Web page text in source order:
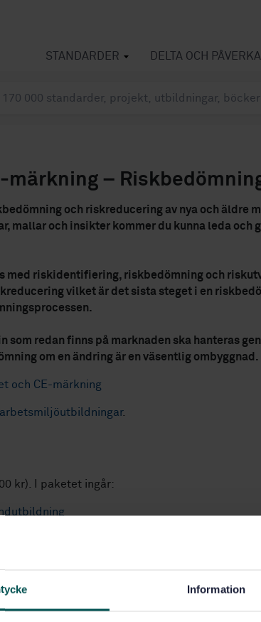
Information
STANDARDER DELTA OCH PÅVERKA
märkning –
och riskreducering av nya och äldre
mallar och insikter kommer du kunna leda och
med riskidentifiering, riskbedömning och
vilket är det sista steget i en
som redan finns på marknaden ska hanteras
om en ändring är en väsentlig ombyggnad.
och CE-märkning
arbetsmiljöutbildningar.
kr). I paketet ingår:
för anmälan.
(eller motsvarande), för att kunna genomföra